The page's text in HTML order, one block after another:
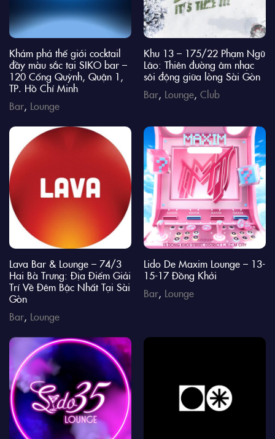
Khám phá thế giới cocktail
đầy màu sắc tại SIKO bar –
120 Cống Quỳnh, Quận 1,
TP. Hồ Chí Minh
Bar, Lounge
Khu 13 – 175/22 Phạm Ngũ
Lão: Thiên đường âm nhạc
sôi động giữa lòng Sài Gòn
Bar, Lounge, Club
Lava Bar & Lounge – 74/3
Hai Bà Trưng: Địa Điểm Giải
Trí Về Đêm Bậc Nhất Tại Sài
Gòn
Bar, Lounge
Lido De Maxim Lounge – 13-
15-17 Đồng Khởi
Bar, Lounge